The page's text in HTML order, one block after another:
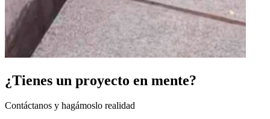
¿Tienes un proyecto en mente?
Contáctanos y hagámoslo realidad